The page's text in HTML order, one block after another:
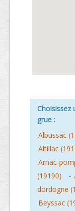
Choisissez
grue :
Albussac
Altillac
Arnac-
(19190)
-
dordogne
Beyssac